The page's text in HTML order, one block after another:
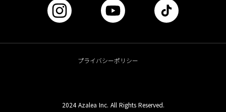
プライバシーポリシー
2024 Azalea Inc. All Rights Reserved.